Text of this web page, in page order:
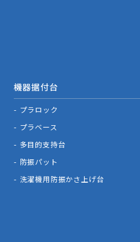
機器据付台
プラロック
プラベース
多目的支持台
防振パット
洗濯機用防振かさ上げ台